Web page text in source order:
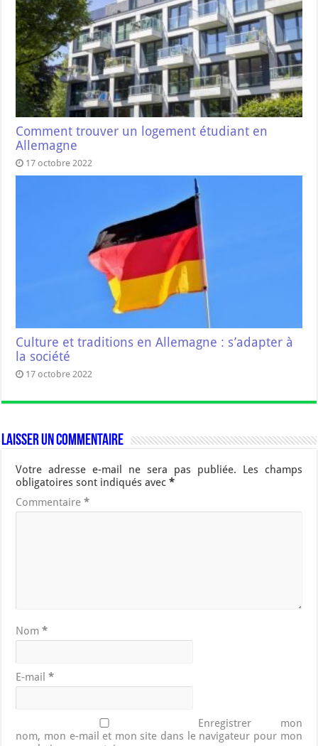
Comment trouver un logement étudiant en
Allemagne
17 octobre 2022
Culture et traditions en Allemagne : s’adapter à
la société
17 octobre 2022
Laisser un commentaire
Votre adresse e-mail ne sera pas publiée.
Les champs
obligatoires sont indiqués avec*
Commentaire*
Nom*
E-mail*
Enregistrer mon
nom, mon e-mail et mon site dans le navigateur pour mon